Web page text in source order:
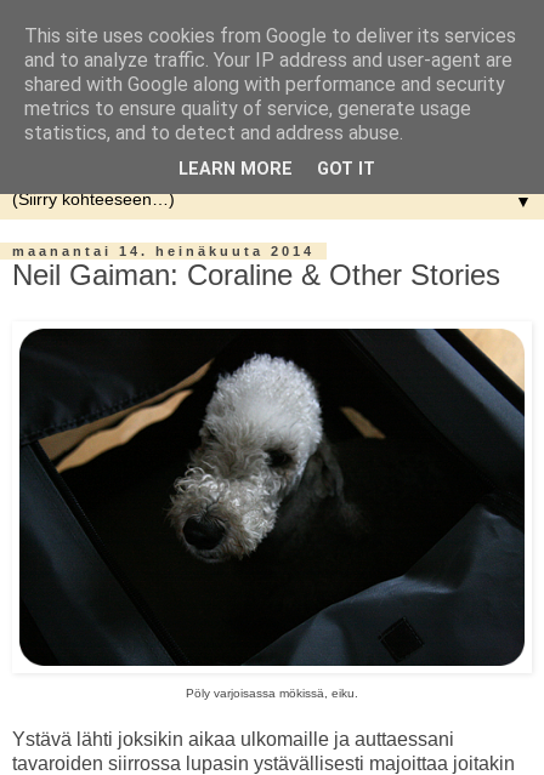
▼
maanantai 14. heinäkuuta 2014
Neil Gaiman: Coraline & Other Stories
Pöly varjoisassa mökissä, eiku.
Ystävä lähti joksikin aikaa ulkomaille ja auttaessani
tavaroiden siirrossa lupasin ystävällisesti majoittaa joitakin
This site uses cookies from Google to deliver its services
and to analyze traffic. Your IP address and user-agent are
shared with Google along with performance and security
metrics to ensure quality of service, generate usage
statistics, and to detect and address abuse.
LEARN MORE GOT IT